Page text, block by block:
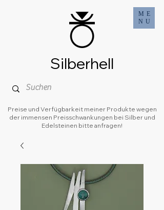
ME
NU
Preise und Verfügbarkeit meiner Produkte wegen
der immensen Preisschwankungen bei Silber und
Edelsteinen bitte anfragen!
Silberhell